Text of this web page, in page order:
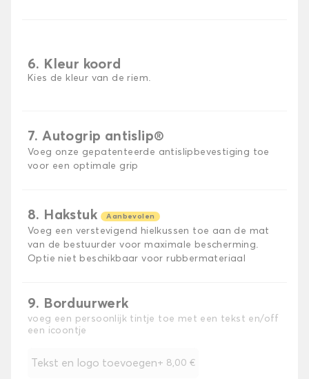
6. Kleur koord
Kies de kleur van de riem.
7. Autogrip antislip®
Voeg onze gepatenteerde antislipbevestiging toe
voor een optimale grip
8. Hakstuk Aanbevolen
Voeg een verstevigend hielkussen toe aan de mat
van de bestuurder voor maximale bescherming.
Optie niet beschikbaar voor rubbermateriaal
9. Borduurwerk
voeg een persoonlijk tintje toe met een tekst en/off
een icoontje
Tekst en logo toevoegen+ 8,00 €